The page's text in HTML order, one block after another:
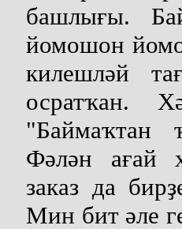
башлығы.
йомошон
килешләй
осратҡан.
"Баймаҡтан
Фәлән ағай
заказ да
Мин бит әле